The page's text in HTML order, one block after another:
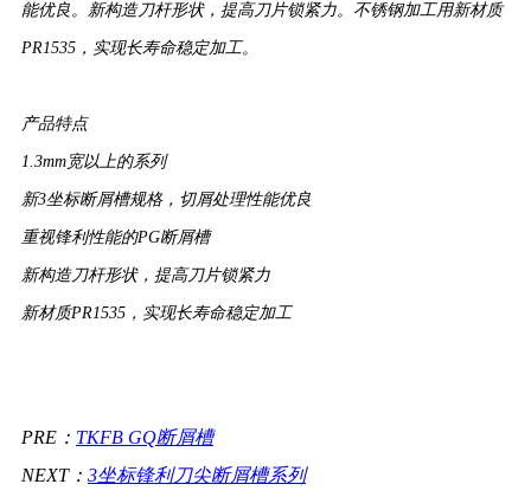
能优良。新构造刀杆形状，提高刀片锁紧力。不锈钢加工用新材质
PR1535，实现长寿命稳定加工。
产品特点
1.3mm宽以上的系列
新3坐标断屑槽规格，切屑处理性能优良
重视锋利性能的PG断屑槽
新构造刀杆形状，提高刀片锁紧力
新材质PR1535，实现长寿命稳定加工
PRE： TKFB GQ断屑槽
NEXT： 3坐标锋利刀尖断屑槽系列